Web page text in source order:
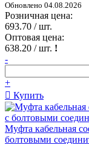
Обновлено 04.08.2026
Розничная цена:
693.70 / шт.
Оптовая цена:
638.20 / шт. !
-
+
Купить
Муфта кабельная
болтовыми